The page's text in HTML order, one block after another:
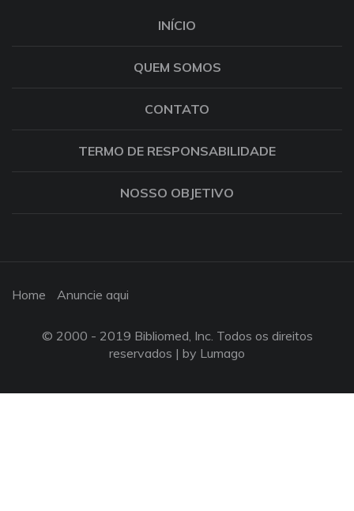
INÍCIO
QUEM SOMOS
CONTATO
TERMO DE RESPONSABILIDADE
NOSSO OBJETIVO
Home Anuncie aqui
© 2000 - 2019 Bibliomed, Inc. Todos os direitos
reservados | by Lumago